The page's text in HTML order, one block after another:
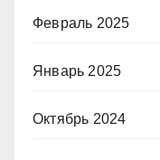
Февраль 2025
Январь 2025
Октябрь 2024